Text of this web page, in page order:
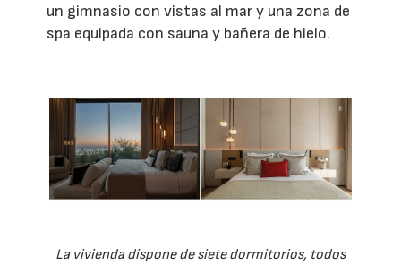
un gimnasio con vistas al mar y una zona de
spa equipada con sauna y bañera de hielo.
La vivienda dispone de siete dormitorios, todos